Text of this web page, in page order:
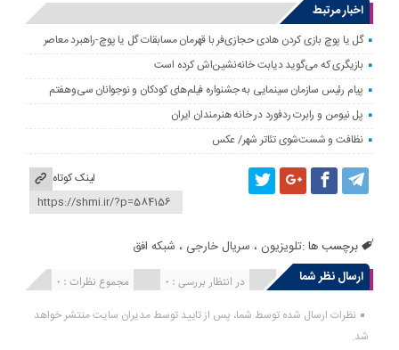
اخبار مرتبط
گل یا پوچ بازی کردن هادی حجازی‌فر با قهرمان مسابقات گل یا پوچ-راهبرد معاصر
بازیگری که می‌گوید دیابت خانه‌نشین‌اش کرده است
پیام رئیس سازمان سینمایی به جشنواره فیلم‌های کودکان و نوجوانان سی‌وهفتم
پل نیومن و رابرت ردفورد در خانه هنرمندان ایران
نظافت و شست‌شوی تئاتر شهر/ عکس
لینک کوتاه
برچسب ها :تلویزیون ، سریال خارجی ، شبکه افق
ارسال نظر شما
مجموع نظرات : 0 در انتظار بررسی : 0 انتشار یافته : 0
نظرات ارسال شده توسط شما، پس از تایید توسط مدیران سایت منتشر خواهد
شد.